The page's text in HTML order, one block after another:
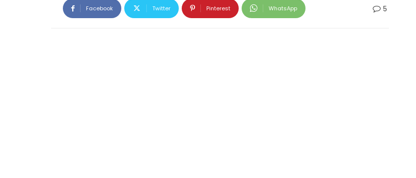
Facebook Twitter Pinterest WhatsApp 5